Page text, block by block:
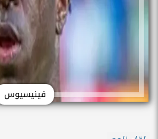
فينيسيوس